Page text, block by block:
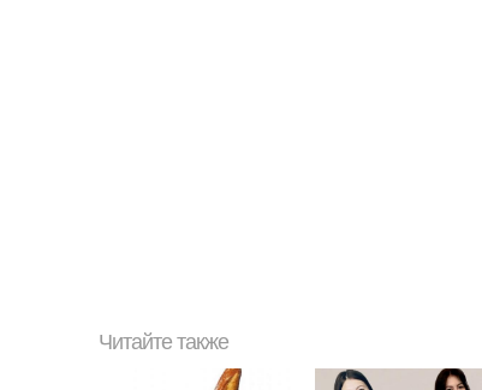
Читайте также